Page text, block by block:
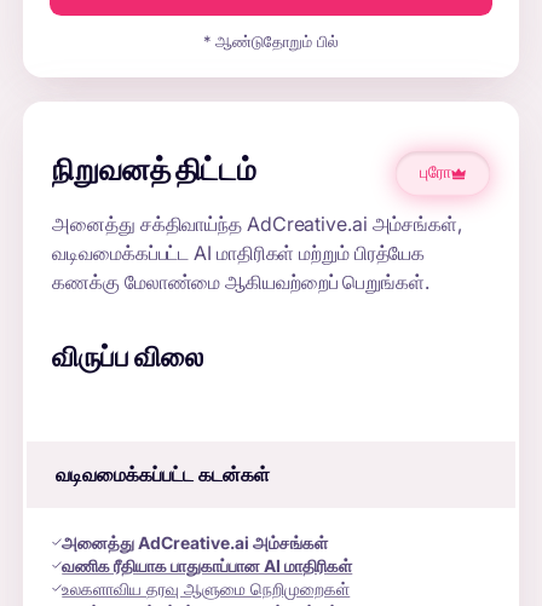
* ஆண்டுதோறும் பில்
நிறுவனத் திட்டம் புரோ
அனைத்து சக்திவாய்ந்த AdCreative.ai அம்சங்கள்,
வடிவமைக்கப்பட்ட AI மாதிரிகள் மற்றும் பிரத்யேக
கணக்கு மேலாண்மை ஆகியவற்றைப் பெறுங்கள்.
விருப்ப விலை
வடிவமைக்கப்பட்ட கடன்கள்
அனைத்து AdCreative.ai அம்சங்கள்
வணிக ரீதியாக பாதுகாப்பான AI மாதிரிகள்
உலகளாவிய தரவு ஆளுமை நெறிமுறைகள்